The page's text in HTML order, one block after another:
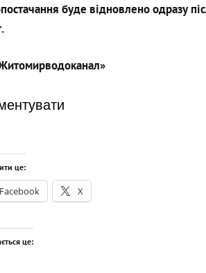
буде відновлено одразу
це:
Facebook X
це: